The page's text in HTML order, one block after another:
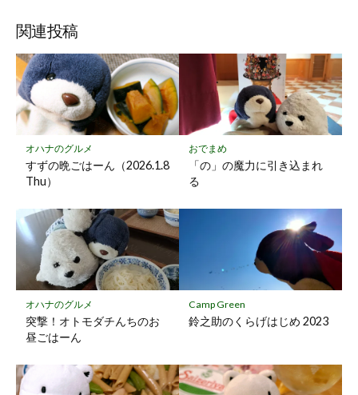
ア
マ
ー
ク
に
保
存
関連投稿
オハナのグルメ
すずの晩ごはーん（2026.1.8
Thu）
おでまめ
「の」の魔力に引き込まれ
る
オハナのグルメ
突撃！オトモダチんちのお
昼ごはーん
Camp Green
鈴之助のくらげはじめ 2023